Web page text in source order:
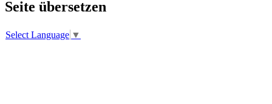
Seite übersetzen
Select Language ▼